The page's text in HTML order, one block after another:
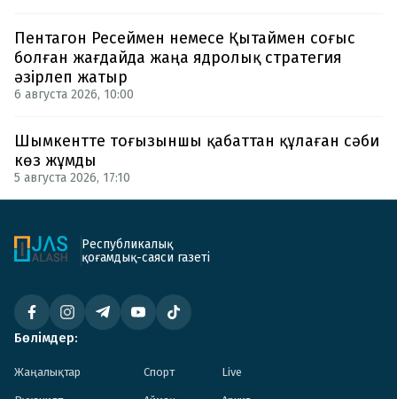
Пентагон Ресеймен немесе Қытаймен соғыс
болған жағдайда жаңа ядролық стратегия
әзірлеп жатыр
6 августа 2026, 10:00
Шымкентте тоғызыншы қабаттан құлаған сәби
көз жұмды
5 августа 2026, 17:10
Республикалық
қоғамдық-саяси газеті
Бөлімдер:
Жаңалықтар Спорт Live